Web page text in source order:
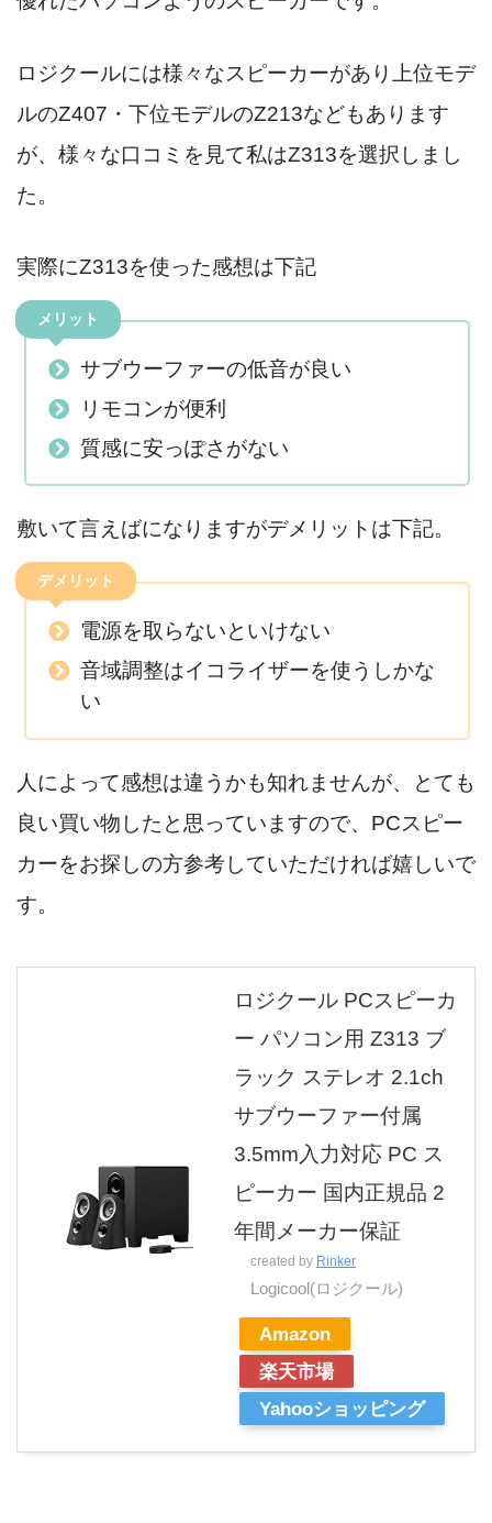
ロジクールには様々なスピーカーがあり上位モデ
ルのZ407・下位モデルのZ213などもあります
が、様々な口コミを見て私はZ313を選択しまし
た。
実際にZ313を使った感想は下記
メリット
サブウーファーの低音が良い
リモコンが便利
質感に安っぽさがない
敷いて言えばになりますがデメリットは下記。
デメリット
電源を取らないといけない
音域調整はイコライザーを使うしかな
い
人によって感想は違うかも知れませんが、とても
良い買い物したと思っていますので、PCスピー
カーをお探しの方参考していただければ嬉しいで
す。
ロジクール PCスピーカ
ー パソコン用 Z313 ブ
ラック ステレオ 2.1ch
サブウーファー付属
3.5mm入力対応 PC ス
ピーカー 国内正規品 2
年間メーカー保証
created by Rinker
Logicool(ロジクール)
Amazon
楽天市場
Yahooショッピング